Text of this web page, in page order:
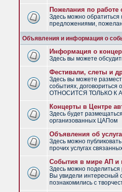
Пожелания по работе
Здесь можно
предложениями,
Объявления и информация о
Информация о
Здесь вы можете
Фестивали, слеты и
Здесь вы можете
событиях,
ОТНОСИТСЯ ТОЛЬКО К
Концерты в Центре
Здесь будет
организованных ЦАПом
Объявления об
Здесь можно
прочих услугах
События в мире АП и
Здесь можно
Вы увидели интересный
познакомились с